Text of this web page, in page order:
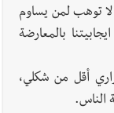
لا توهب لمن يساوم
بالمعارضة
أقل من شكلي،
الناس.